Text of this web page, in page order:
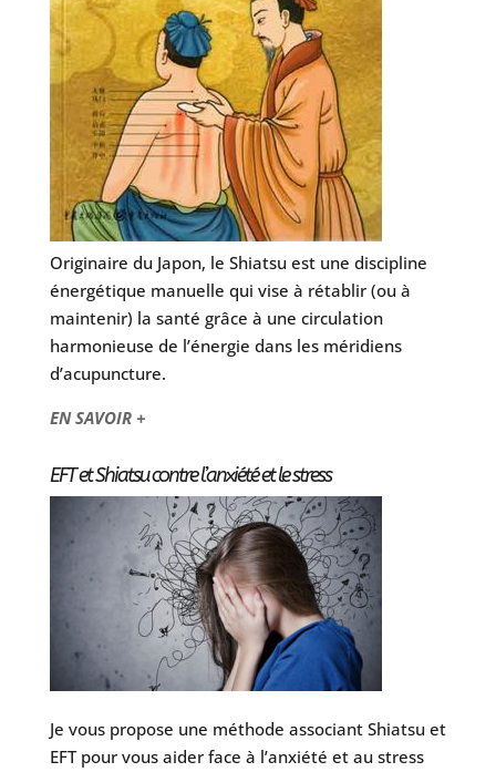
Originaire du Japon, le Shiatsu est une discipline
énergétique manuelle qui vise à rétablir (ou à
maintenir) la santé grâce à une circulation
harmonieuse de l’énergie dans les méridiens
d’acupuncture.
EN SAVOIR +
EFT et Shiatsu contre l’anxiété et le stress
Je vous propose une méthode associant Shiatsu et
EFT pour vous aider face à l’anxiété et au stress